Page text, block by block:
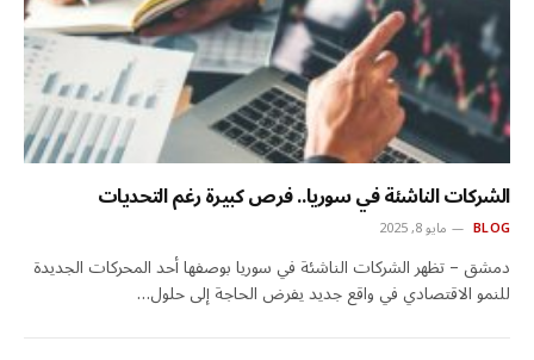
الشركات الناشئة في سوريا.. فرص كبيرة رغم التحديات
BLOG مايو 8, 2025
دمشق – تظهر الشركات الناشئة في سوريا بوصفها أحد المحركات الجديدة
للنمو الاقتصادي في واقع جديد يفرض الحاجة إلى حلول…